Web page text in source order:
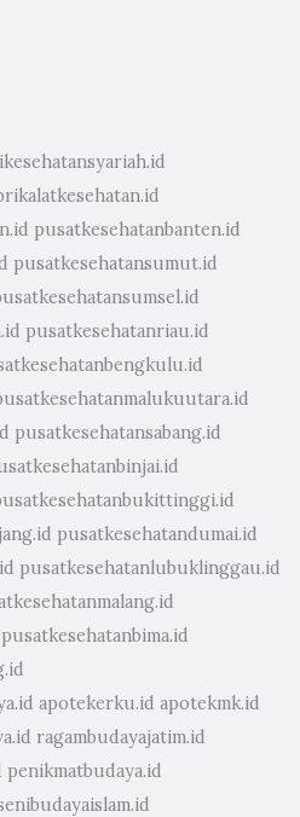
pusatkesehatanbanten.id
pusatkesehatansumut.id
pusatkesehatanriau.id
pusatkesehatansabang.id
pusatkesehatandumai.id
pusatkesehatanlubuklinggau.id
pusatkesehatanbima.id
apotekerku.id apotekmk.id
ragambudayajatim.id
penikmatbudaya.id